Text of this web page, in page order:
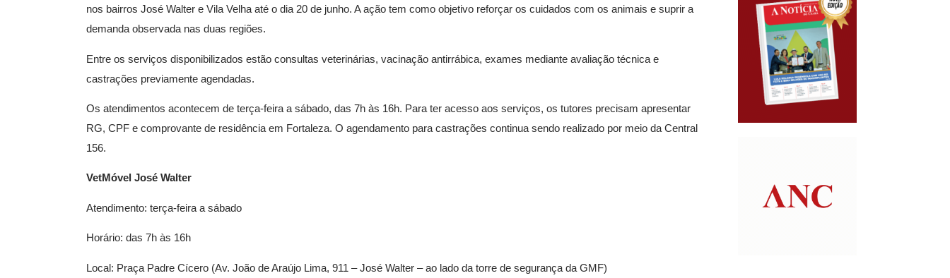
nos bairros José Walter e Vila Velha até o dia 20 de junho. A ação tem como objetivo reforçar os cuidados com os animais e suprir a
demanda observada nas duas regiões.
Entre os serviços disponibilizados estão consultas veterinárias, vacinação antirrábica, exames mediante avaliação técnica e
castrações previamente agendadas.
Os atendimentos acontecem de terça-feira a sábado, das 7h às 16h. Para ter acesso aos serviços, os tutores precisam apresentar
RG, CPF e comprovante de residência em Fortaleza. O agendamento para castrações continua sendo realizado por meio da Central
156.
VetMóvel José Walter
Atendimento: terça-feira a sábado
Horário: das 7h às 16h
Local: Praça Padre Cícero (Av. João de Araújo Lima, 911 – José Walter – ao lado da torre de segurança da GMF)